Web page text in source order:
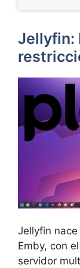
Jellyfin:
Jellyfin
Emby, con
servidor